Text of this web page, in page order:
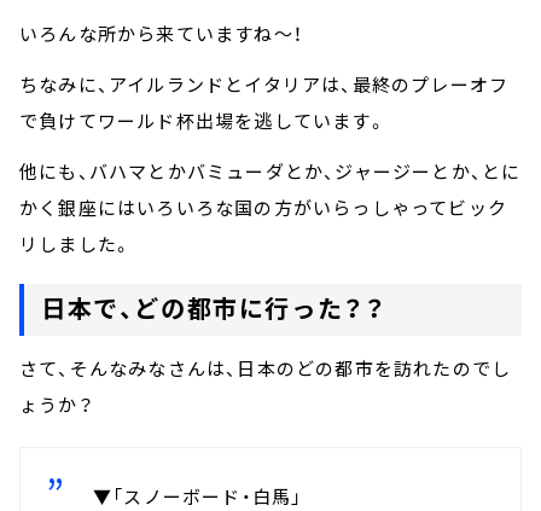
いろんな所から来ていますね～！
ちなみに、アイルランドとイタリアは、最終のプレーオフ
で負けてワールド杯出場を逃しています。
他にも、バハマとかバミューダとか、ジャージーとか、とに
かく銀座にはいろいろな国の方がいらっしゃってビック
リしました。
日本で、どの都市に行った？？
さて、そんなみなさんは、日本のどの都市を訪れたのでし
ょうか？
▼「スノーボード・白馬」